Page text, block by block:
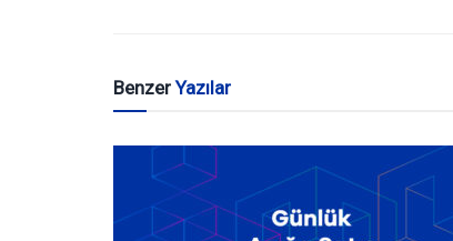
BenzerYazılar